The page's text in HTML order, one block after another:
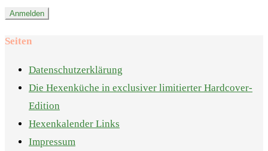
Seiten
Datenschutzerklärung
Die Hexenküche in exclusiver limitierter Hardcover-
Edition
Hexenkalender Links
Impressum